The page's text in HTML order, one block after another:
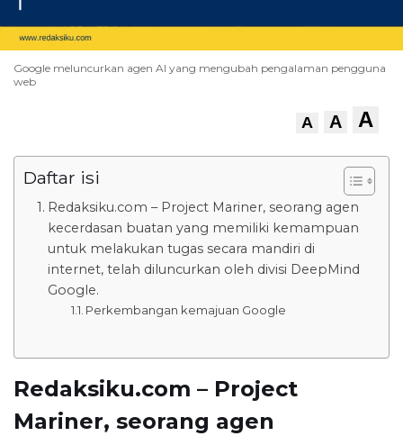
Google meluncurkan agen AI yang mengubah pengalaman pengguna
web
A A A
Daftar isi
Redaksiku.com – Project Mariner, seorang agen
kecerdasan buatan yang memiliki kemampuan
untuk melakukan tugas secara mandiri di
internet, telah diluncurkan oleh divisi DeepMind
Google.
Perkembangan kemajuan Google
Redaksiku.com – Project
Mariner, seorang agen